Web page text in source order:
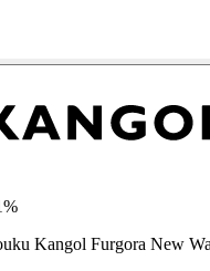
Kangol Furgora New